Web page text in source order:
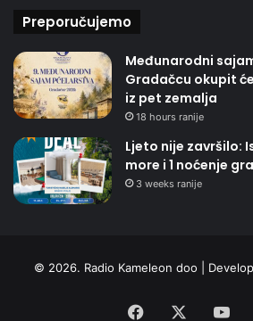
Preporučujemo
Međunarodni
Gradačcu okupit
iz pet zemalja
18 hours ranije
Ljeto nije završilo:
more i 1 noćenje
3 weeks ranije
© 2026. Radio Kameleon doo |
Facebook